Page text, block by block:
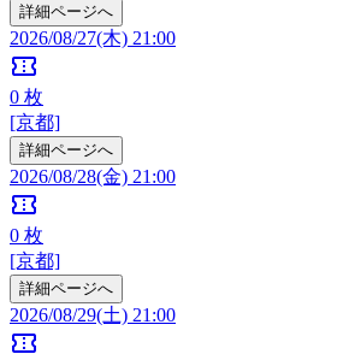
詳細ページへ
2026/08/27(木) 21:00
confirmation_number
0 枚
[京都]
詳細ページへ
2026/08/28(金) 21:00
confirmation_number
0 枚
[京都]
詳細ページへ
2026/08/29(土) 21:00
confirmation_number